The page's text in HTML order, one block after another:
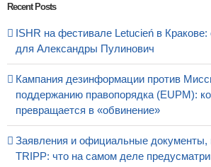
Recent Posts
ISHR на фестивале Letucień в Кракове:
для Александры Пулинович
Кампания дезинформации против
поддержанию правопорядка (EUPM):
превращается в «обвинение»
Заявления и официальные документы,
TRIPP: что на самом деле